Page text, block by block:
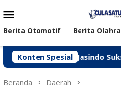
ke
kontenMobile
Berita Otomotif Berita
Konten Spesial
Peken Jasindo Sukses
Beranda Daerah